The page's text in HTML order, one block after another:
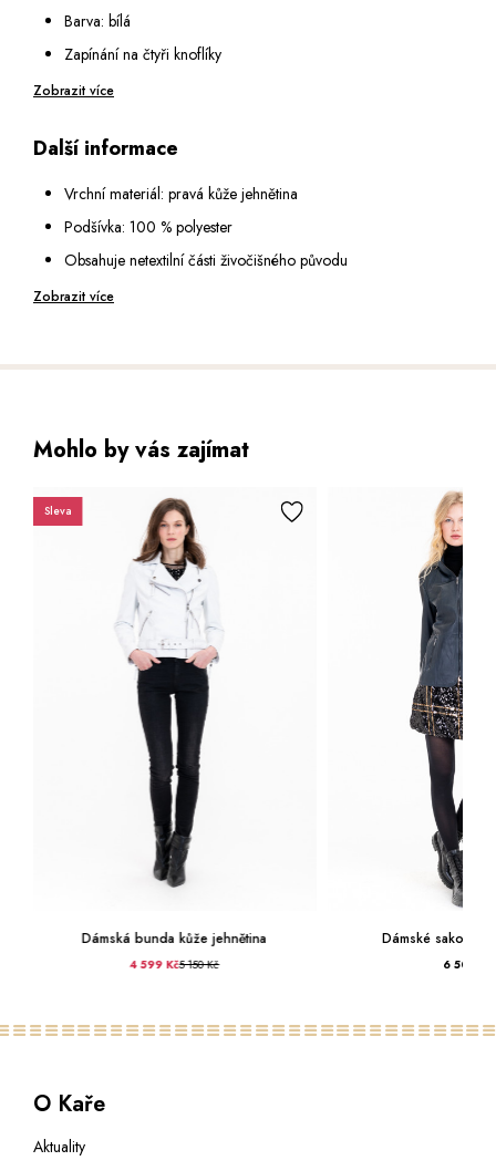
Barva: bílá
Zapínání na čtyři knoflíky
Dvě kapsy na předním díle
Délka: 105 cm (vel. 38)
Výška modelky: 177 cm (vel. 36)
Zobrazit více
Další informace
Vrchní materiál: pravá kůže jehnětina
Podšívka: 100 % polyester
Obsahuje netextilní části živočišného původu
Péče: speciální čištění pro usně
Zobrazit více
Mohlo by vás zajímat
Sleva
Dámská bunda kůže jehnětina
4 599 Kč5 150 Kč
Dámské sako
6 500 Kč
O Kaře
Aktuality